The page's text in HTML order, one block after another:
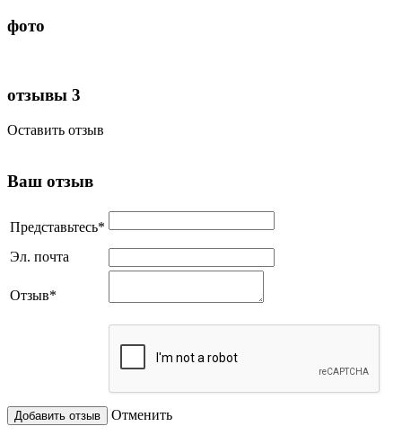
фото
отзывы 3
Оставить отзыв
Ваш отзыв
Представьтесь*
Эл. почта
Отзыв*
Отменить